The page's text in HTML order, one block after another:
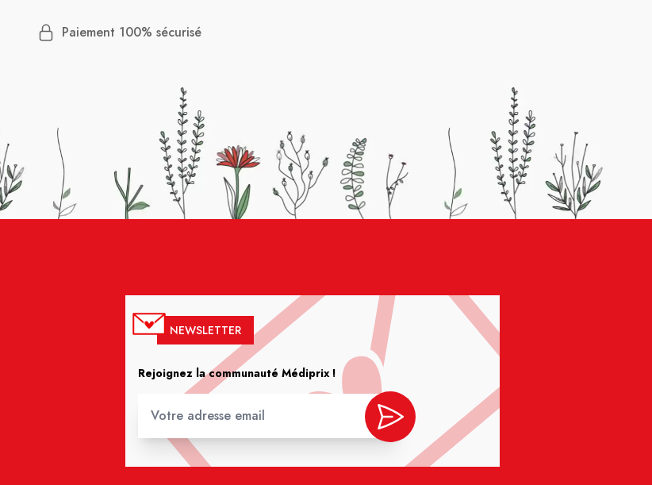
Paiement 100% sécurisé
NEWSLETTER
Rejoignez la communauté Médiprix !